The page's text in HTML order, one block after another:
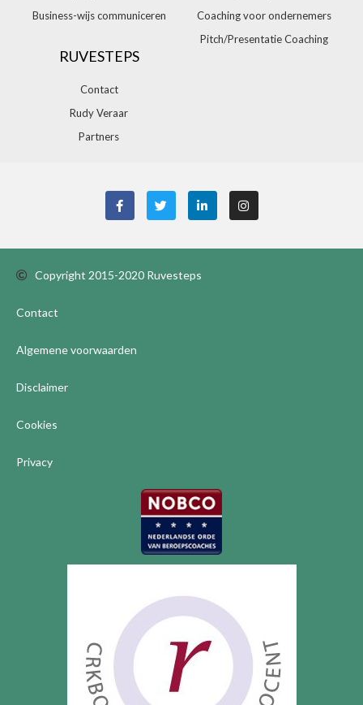
Business-wijs communiceren
Coaching voor ondernemers
Pitch/Presentatie Coaching
RUVESTEPS
Contact
Rudy Veraar
Partners
Copyright 2015-2020 Ruvesteps
Contact
Algemene voorwaarden
Disclaimer
Cookies
Privacy